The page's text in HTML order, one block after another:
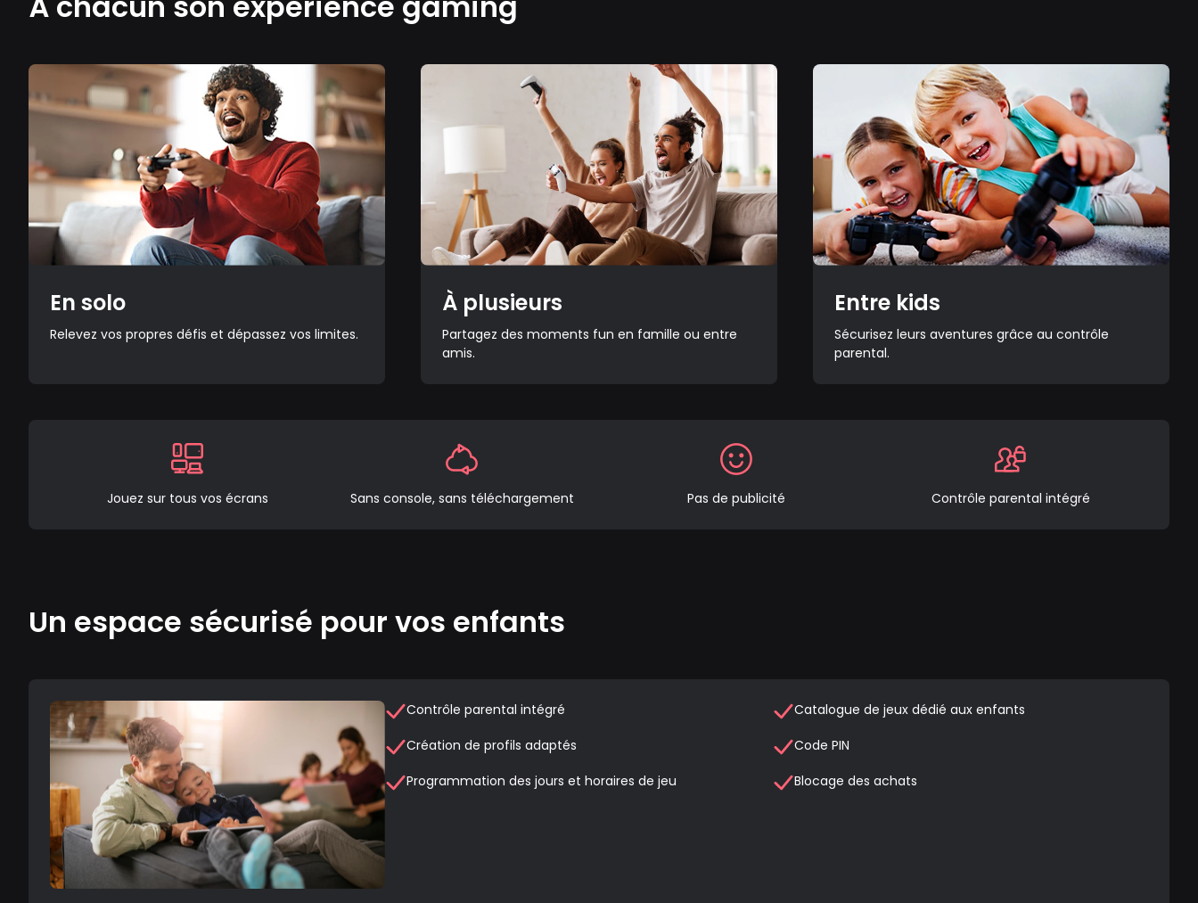
En solo
Relevez vos propres défis et dépassez vos limites.
À plusieurs
Partagez des moments fun en famille ou entre
amis.
Entre kids
Sécurisez leurs aventures grâce au contrôle
parental.
Jouez sur tous vos écrans Sans console, sans téléchargement Pas de publicité Contrôle parental intégré
Un espace sécurisé pour vos enfants
Contrôle parental intégré
Création de profils adaptés
Programmation des jours et horaires de jeu
Catalogue de jeux dédié aux enfants
Code PIN
Blocage des achats